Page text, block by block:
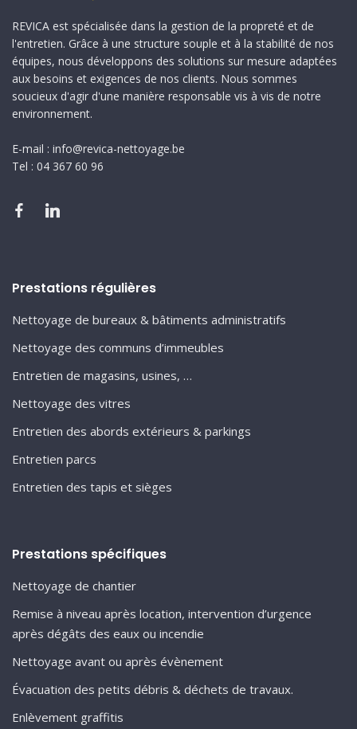
REVICA est spécialisée dans la gestion de la propreté et de
l'entretien. Grâce à une structure souple et à la stabilité de nos
équipes, nous développons des solutions sur mesure adaptées
aux besoins et exigences de nos clients. Nous sommes
soucieux d'agir d'une manière responsable vis à vis de notre
environnement.
E-mail : info@revica-nettoyage.be
Tel : 04 367 60 96
Prestations régulières
Nettoyage de bureaux & bâtiments administratifs
Nettoyage des communs d’immeubles
Entretien de magasins, usines, …
Nettoyage des vitres
Entretien des abords extérieurs & parkings
Entretien parcs
Entretien des tapis et sièges
Prestations spécifiques
Nettoyage de chantier
Remise à niveau après location, intervention d’urgence
après dégâts des eaux ou incendie
Nettoyage avant ou après évènement
Évacuation des petits débris & déchets de travaux.
Enlèvement graffitis